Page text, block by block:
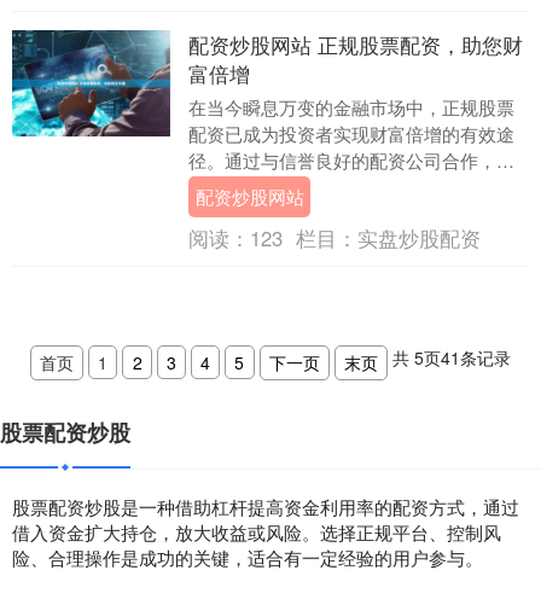
配资炒股网站 正规股票配资，助您财
富倍增
在当今瞬息万变的金融市场中，正规股票
配资已成为投资者实现财富倍增的有效途
径。通过与信誉良好的配资公司合作，投
资者可以放大其投资资金，从而获得更高
的潜在收益。 *....
配资炒股网站
阅读： 123 栏目： 实盘炒股配资
首页 1 2 3 4 5 下一页 末页 共5页41条记录
股票配资炒股
股票配资炒股是一种借助杠杆提高资金利用率的配资方式，通过
借入资金扩大持仓，放大收益或风险。选择正规平台、控制风
险、合理操作是成功的关键，适合有一定经验的用户参与。